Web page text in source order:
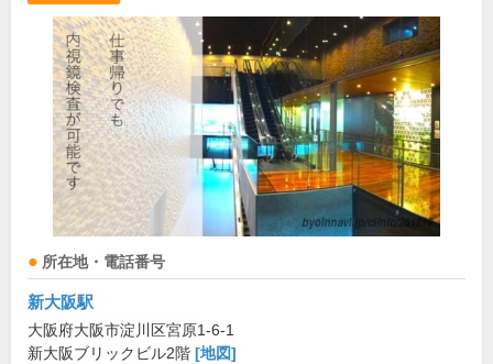
所在地・電話番号
新大阪駅
大阪府大阪市淀川区宮原1-6-1
新大阪ブリックビル2階 [地図]